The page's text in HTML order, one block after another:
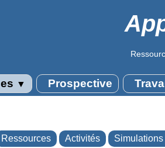
▼ Prospective
Ressources Activités